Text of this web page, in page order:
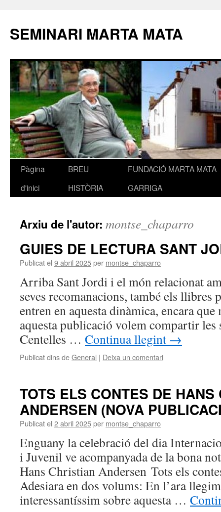
SEMINARI MARTA MATA
Vés
Pàgina
d'inici
BREU
HISTÒRIA
FUNDACIÓ MARTA MATA
GARRIGA
Arxiu de l'autor: montse_chaparro
GUIES DE LECTURA SANT
Publicat el 9 abril 2025per montse_chaparro
Arriba Sant Jordi i el món relacionat
seves recomanacions, també els llibres
entren en aquesta dinàmica, encara
aquesta publicació volem compartir les
Centelles … Continua llegint →
Publicat dins deGeneral | Deixa un comentari
TOTS ELS CONTES DE HANS
ANDERSEN (NOVA
Publicat el 2 abril 2025per montse_chaparro
Enguany la celebració del dia
i Juvenil ve acompanyada de la bona
Hans Christian Andersen Tots els
Adesiara en dos volums: En l’ara
interessantíssim sobre aquesta …